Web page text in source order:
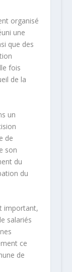
organisé
une
que des
fois
de la
un
de
son
du
du
important,
salariés
ce
de